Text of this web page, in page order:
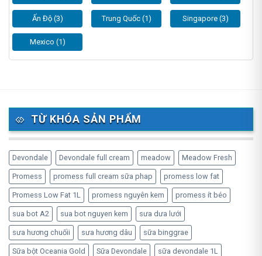
Ấn Độ (3) Trung Quốc (1) Singapore (3)
Mexico (1)
TỪ KHÓA SẢN PHẨM
Devondale Devondale full cream meadow Meadow Fresh
Promess promess full cream sữa phap promess low fat
Promess Low Fat 1L promess nguyên kem promess ít béo
sua bot A2 sua bot nguyen kem sưa dưa lưới
sưa hương chuốii sưa hương dâu sữa binggrae
Sữa bột Oceania Gold Sữa Devondale sữa devondale 1L